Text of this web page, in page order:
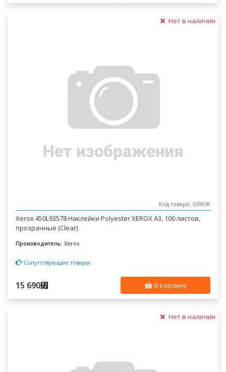
Нет в наличии
Код товара: 539859
Xerox 450L93578 Наклейки Polyester XEROX A3, 100 листов,
прозрачные (Clear)
Производитель: Xerox
Сопутствующие товары
15 690⃏ В корзину
Нет в наличии